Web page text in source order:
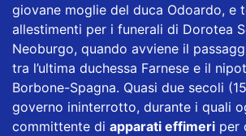
giovane moglie del duca Odoardo, e
allestimenti per i funerali di Dorotea
Neoburgo, quando avviene il
tra l’ultima duchessa Farnese e il
Borbone-Spagna. Quasi due secoli
governo ininterrotto, durante i quali
committente di apparati effimeri per